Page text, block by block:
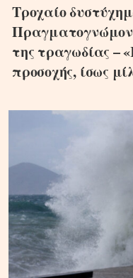
Τροχαίο
της τραγωδίας –
προσοχής, ίσως